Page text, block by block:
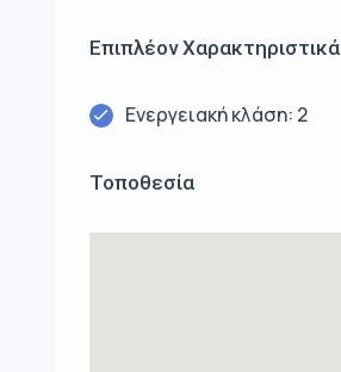
Επιπλέον Χαρακτηριστικά
Ενεργειακή κλάση: 2
Τοποθεσία